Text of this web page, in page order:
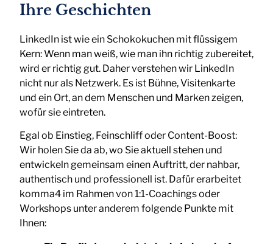
Ihre Geschichten
LinkedIn ist wie ein Schokokuchen mit flüssigem
Kern: Wenn man weiß, wie man ihn richtig zubereitet,
wird er richtig gut. Daher verstehen wir LinkedIn
nicht nur als Netzwerk. Es ist Bühne, Visitenkarte
und ein Ort, an dem Menschen und Marken zeigen,
wofür sie eintreten.
Egal ob Einstieg, Feinschliff oder Content-Boost:
Wir holen Sie da ab, wo Sie aktuell stehen und
entwickeln gemeinsam einen Auftritt, der nahbar,
authentisch und professionell ist. Dafür erarbeitet
komma4 im Rahmen von 1:1-Coachings oder
Workshops unter anderem folgende Punkte mit
Ihnen: